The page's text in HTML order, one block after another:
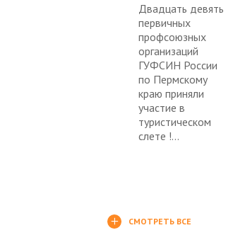
Двадцать девять
первичных
профсоюзных
организаций
ГУФСИН России
по Пермскому
краю приняли
участие в
туристическом
слете !...
СМОТРЕТЬ ВСЕ